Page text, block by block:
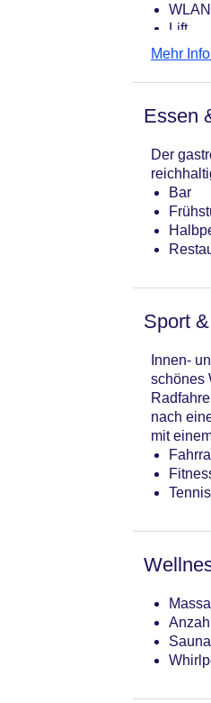
Lift
Mehr
Essen
Der
Bar
Sport
Innen-
schönes
nach
mit
Sauna